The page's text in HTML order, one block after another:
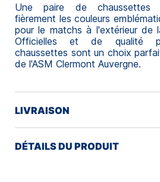
Une paire de chaussettes
fièrement les couleurs
pour le matchs à l'extérieur de
Officielles et de qualité
chaussettes sont un choix
de l'ASM Clermont Auvergne.
LIVRAISON
DÉTAILS DU PRODUIT